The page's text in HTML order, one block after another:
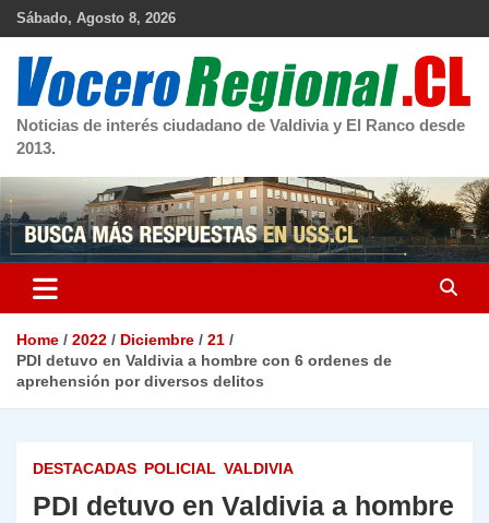
Skip
Sábado, Agosto 8, 2026
Noticias de interés ciudadano de Valdivia y El Ranco desde
2013.
Home 2022 Diciembre
21
PDI detuvo en Valdivia a hombre con 6 ordenes de
aprehensión por diversos delitos
DESTACADAS POLICIAL VALDIVIA
PDI detuvo en Valdivia a hombre